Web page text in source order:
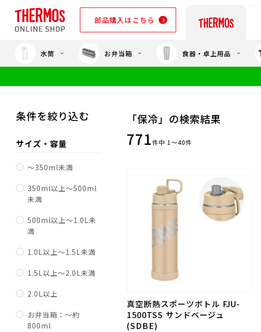
部品購入はこちら
部品購入はこちら
水筒 お弁当箱 食器・卓上用品
条件を絞り込む
サイズ・容量
～350ml未満
350ml以上～500ml
未満
500ml以上～1.0L未
満
1.0L以上～1.5L未満
1.5L以上～2.0L未満
2.0L以上
お弁当箱：～約
800ml
「保冷」の検索結果
771件中 1～40件
真空断熱スポーツボトル FJU-
1500TSS サンドベージュ
(SDBE)